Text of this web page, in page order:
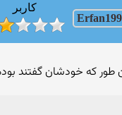
کاربر
طور که خودشان گفتند